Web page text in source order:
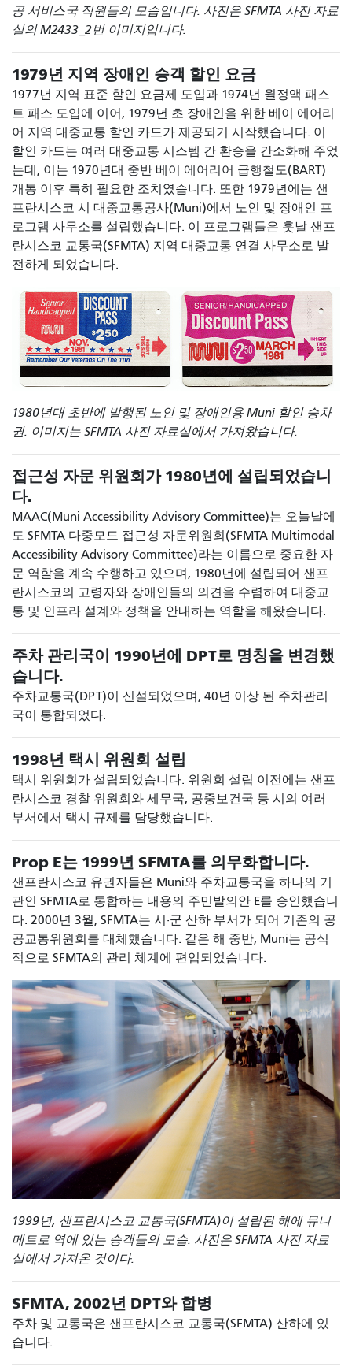
공 서비스국 직원들의 모습입니다. 사진은 SFMTA 사진 자료
실의 M2433_2번 이미지입니다.
1979년 지역 장애인 승객 할인 요금
1977년 지역 표준 할인 요금제 도입과 1974년 월정액 패스
트 패스 도입에 이어, 1979년 초 장애인을 위한 베이 에어리
어 지역 대중교통 할인 카드가 제공되기 시작했습니다. 이
할인 카드는 여러 대중교통 시스템 간 환승을 간소화해 주었
는데, 이는 1970년대 중반 베이 에어리어 급행철도(BART)
개통 이후 특히 필요한 조치였습니다. 또한 1979년에는 샌
프란시스코 시 대중교통공사(Muni)에서 노인 및 장애인 프
로그램 사무소를 설립했습니다. 이 프로그램들은 훗날 샌프
란시스코 교통국(SFMTA) 지역 대중교통 연결 사무소로 발
전하게 되었습니다.
1980년대 초반에 발행된 노인 및 장애인용 Muni 할인 승차
권. 이미지는 SFMTA 사진 자료실에서 가져왔습니다.
접근성 자문 위원회가 1980년에 설립되었습니
다.
MAAC(Muni Accessibility Advisory Committee)는 오늘날에
도 SFMTA 다중모드 접근성 자문위원회(SFMTA Multimodal
Accessibility Advisory Committee)라는 이름으로 중요한 자
문 역할을 계속 수행하고 있으며, 1980년에 설립되어 샌프
란시스코의 고령자와 장애인들의 의견을 수렴하여 대중교
통 및 인프라 설계와 정책을 안내하는 역할을 해왔습니다.
주차 관리국이 1990년에 DPT로 명칭을 변경했
습니다.
주차교통국(DPT)이 신설되었으며, 40년 이상 된 주차관리
국이 통합되었다.
1998년 택시 위원회 설립
택시 위원회가 설립되었습니다. 위원회 설립 이전에는 샌프
란시스코 경찰 위원회와 세무국, 공중보건국 등 시의 여러
부서에서 택시 규제를 담당했습니다.
Prop E는 1999년 SFMTA를 의무화합니다.
샌프란시스코 유권자들은 Muni와 주차교통국을 하나의 기
관인 SFMTA로 통합하는 내용의 주민발의안 E를 승인했습니
다. 2000년 3월, SFMTA는 시·군 산하 부서가 되어 기존의 공
공교통위원회를 대체했습니다. 같은 해 중반, Muni는 공식
적으로 SFMTA의 관리 체계에 편입되었습니다.
1999년, 샌프란시스코 교통국(SFMTA)이 설립된 해에 뮤니
메트로 역에 있는 승객들의 모습. 사진은 SFMTA 사진 자료
실에서 가져온 것이다.
SFMTA, 2002년 DPT와 합병
주차 및 교통국은 샌프란시스코 교통국(SFMTA) 산하에 있
습니다.